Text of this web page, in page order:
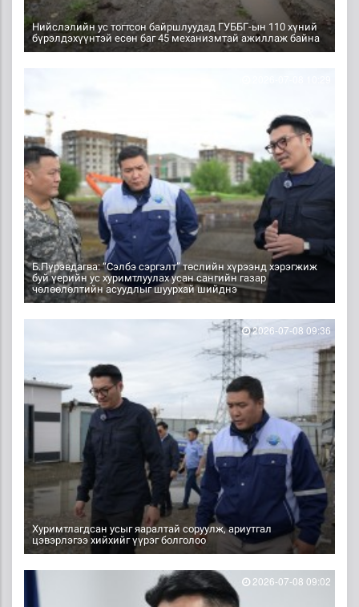
Нийслэлийн ус тогтсон байршлуудад ГУББГ-ын 110 хүний
бүрэлдэхүүнтэй есөн баг 45 механизмтай ажиллаж байна
Б.Пүрэвдагва: “Сэлбэ сэргэлт” төслийн хүрээнд хэрэгжиж
буй үерийн ус хуримтлуулах усан сангийн газар
чөлөөлөлтийн асуудлыг шуурхай шийднэ
Хуримтлагдсан усыг яаралтай соруулж, ариутгал
цэвэрлэгээ хийхийг үүрэг болголоо
2026-07-08 09:36
2026-07-08 09:02